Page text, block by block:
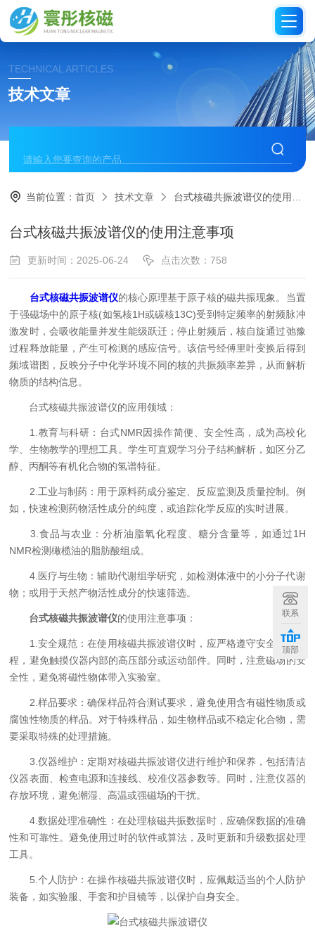
TECHNICAL ARTICLES
技术文章
当前位置：首页 技术文章 台式核磁共振波谱仪的使用注意事项
台式核磁共振波谱仪的使用注意事项
更新时间：2025-06-24 点击次数：758
台式核磁共振波谱仪的核心原理基于原子核的磁共振现象。当置
于强磁场中的原子核(如氢核1H或碳核13C)受到特定频率的射频脉冲
激发时，会吸收能量并发生能级跃迁；停止射频后，核自旋通过弛豫
过程释放能量，产生可检测的感应信号。该信号经傅里叶变换后得到
频域谱图，反映分子中化学环境不同的核的共振频率差异，从而解析
物质的结构信息。
台式核磁共振波谱仪的应用领域：
1.教育与科研：台式NMR因操作简便、安全性高，成为高校化
学、生物教学的理想工具。学生可直观学习分子结构解析，如区分乙
醇、丙酮等有机化合物的氢谱特征。
2.工业与制药：用于原料药成分鉴定、反应监测及质量控制。例
如，快速检测药物活性成分的纯度，或追踪化学反应的实时进展。
3.食品与农业：分析油脂氧化程度、糖分含量等，如通过1H
NMR检测橄榄油的脂肪酸组成。
4.医疗与生物：辅助代谢组学研究，如检测体液中的小分子代谢
物；或用于天然产物活性成分的快速筛选。
台式核磁共振波谱仪的使用注意事项：
1.安全规范：在使用核磁共振波谱仪时，应严格遵守安全操作规
程，避免触摸仪器内部的高压部分或运动部件。同时，注意磁场的安
全性，避免将磁性物体带入实验室。
2.样品要求：确保样品符合测试要求，避免使用含有磁性物质或
腐蚀性物质的样品。对于特殊样品，如生物样品或不稳定化合物，需
要采取特殊的处理措施。
3.仪器维护：定期对核磁共振波谱仪进行维护和保养，包括清洁
仪器表面、检查电源和连接线、校准仪器参数等。同时，注意仪器的
存放环境，避免潮湿、高温或强磁场的干扰。
4.数据处理准确性：在处理核磁共振数据时，应确保数据的准确
性和可靠性。避免使用过时的软件或算法，及时更新和升级数据处理
工具。
5.个人防护：在操作核磁共振波谱仪时，应佩戴适当的个人防护
装备，如实验服、手套和护目镜等，以保护自身安全。
联系
顶部